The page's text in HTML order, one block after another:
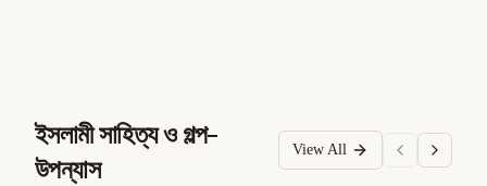
ইসলামী সাহিত্য ও গল্প-
উপন্যাস
View All